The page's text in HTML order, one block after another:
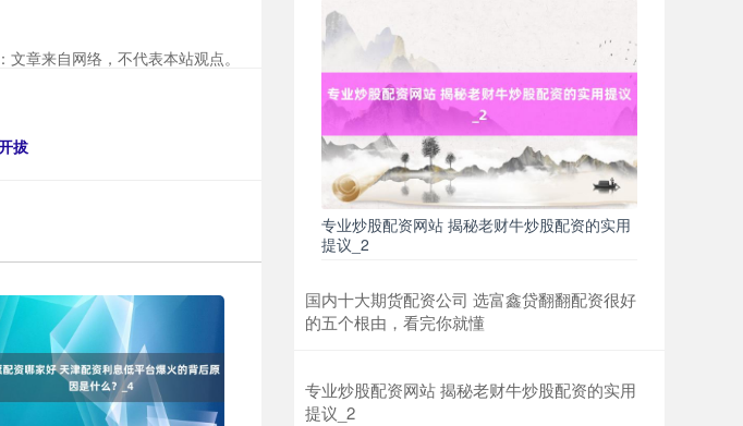
章来自网络，不代表本站观点。
拔
上证综指 3940.04 +1.02%
专业炒股配资网站 揭秘老财牛炒股配资的实用
提议_2
国内十大期货配资公司 选富鑫贷翻翻配资很好
的五个根由，看完你就懂
专业炒股配资网站 揭秘老财牛炒股配资的实用
提议_2